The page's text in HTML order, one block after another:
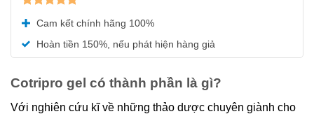
hạng5.00
5 sao
Cam kết chính hãng 100%
Hoàn tiền 150%, nếu phát hiện hàng giả
Cotripro gel có thành phần là gì?
Với nghiên cứu kĩ về những thảo dược chuyên giành cho